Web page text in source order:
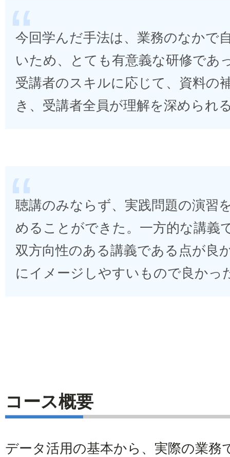
今回学んだ手法は、業務のなかで
いため、とても有意義な研修であ
受講者のスキルに応じて、資料の
き、受講者全員が理解を深められ
聴講のみならず、実践問題の演習
めることができた。一方的な講義
双方向性のある講義である点が良
にイメージしやすいもので良かっ
コース概要
データ活用の基本から、実際の業務